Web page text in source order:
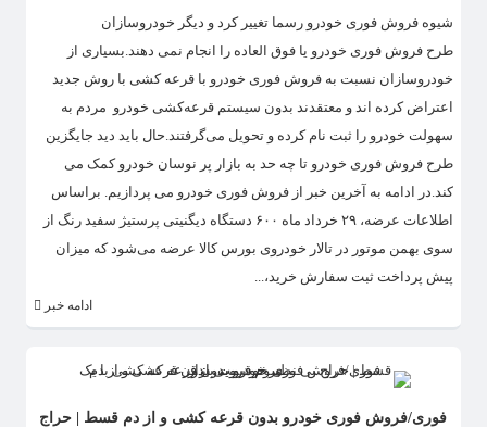
​شیوه فروش فوری خودرو رسما تغییر کرد و دیگر خودروسازان
طرح فروش فوری خودرو یا فوق العاده را انجام نمی دهند.بسیاری از
خودروسازان نسبت به فروش فوری خودرو با قرعه کشی با روش جدید
اعتراض کرده اند و معتقدند بدون سیستم قرعه‌کشی خودرو مردم به
سهولت خودرو را ثبت نام کرده و تحویل می‌گرفتند.حال باید دید جایگزین
طرح فروش فوری خودرو تا چه حد به بازار پر نوسان خودرو کمک می
کند.در ادامه به آخرین خبر از فروش فوری خودرو می پردازیم. براساس
اطلاعات عرضه، ۲۹ خرداد ماه ۶۰۰ دستگاه دیگنیتی پرستیژ سفید رنگ از
سوی بهمن موتور در تالار خودروی بورس کالا عرضه می‌شود که میزان
پیش پرداخت ثبت سفارش خرید،...
ادامه خبر
فوری/فروش فوری خودرو بدون قرعه کشی و از دم قسط | حراج